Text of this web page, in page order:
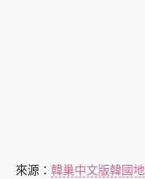
來源： 韓巢中文版韓國地